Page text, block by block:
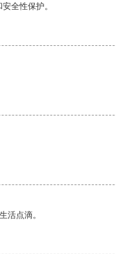
全性保护。
活点滴。